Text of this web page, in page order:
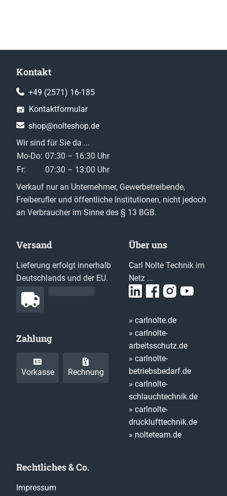
Kontakt
+49 (2571) 16-185
Kontaktformular
shop@nolteshop.de
Wir sind für Sie da ...
Mo-Do: 07:30 – 16:30 Uhr
Fr:
07:30 – 13:00 Uhr
Verkauf nur an Unternehmer, Gewerbetreibende,
Freiberufler und öffentliche Institutionen, nicht jedoch
an Verbraucher im Sinne des § 13 BGB.
Versand
Lieferung erfolgt innerhalb
Deutschlands und der EU.
Zahlung
Vorkasse Rechnung
Über uns
Carl Nolte Technik im
Netz ...
» carlnolte.de
» carlnolte-
arbeitsschutz.de
» carlnolte-
betriebsbedarf.de
» carlnolte-
schlauchtechnik.de
» carlnolte-
drucklufttechnik.de
» nolteteam.de
Rechtliches & Co.
Impressum